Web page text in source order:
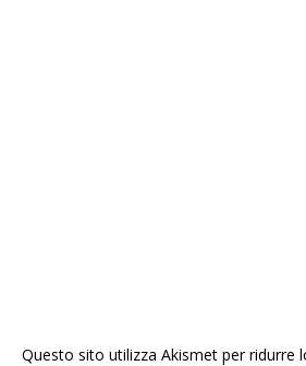
Questo sito utilizza Akismet per ridurre